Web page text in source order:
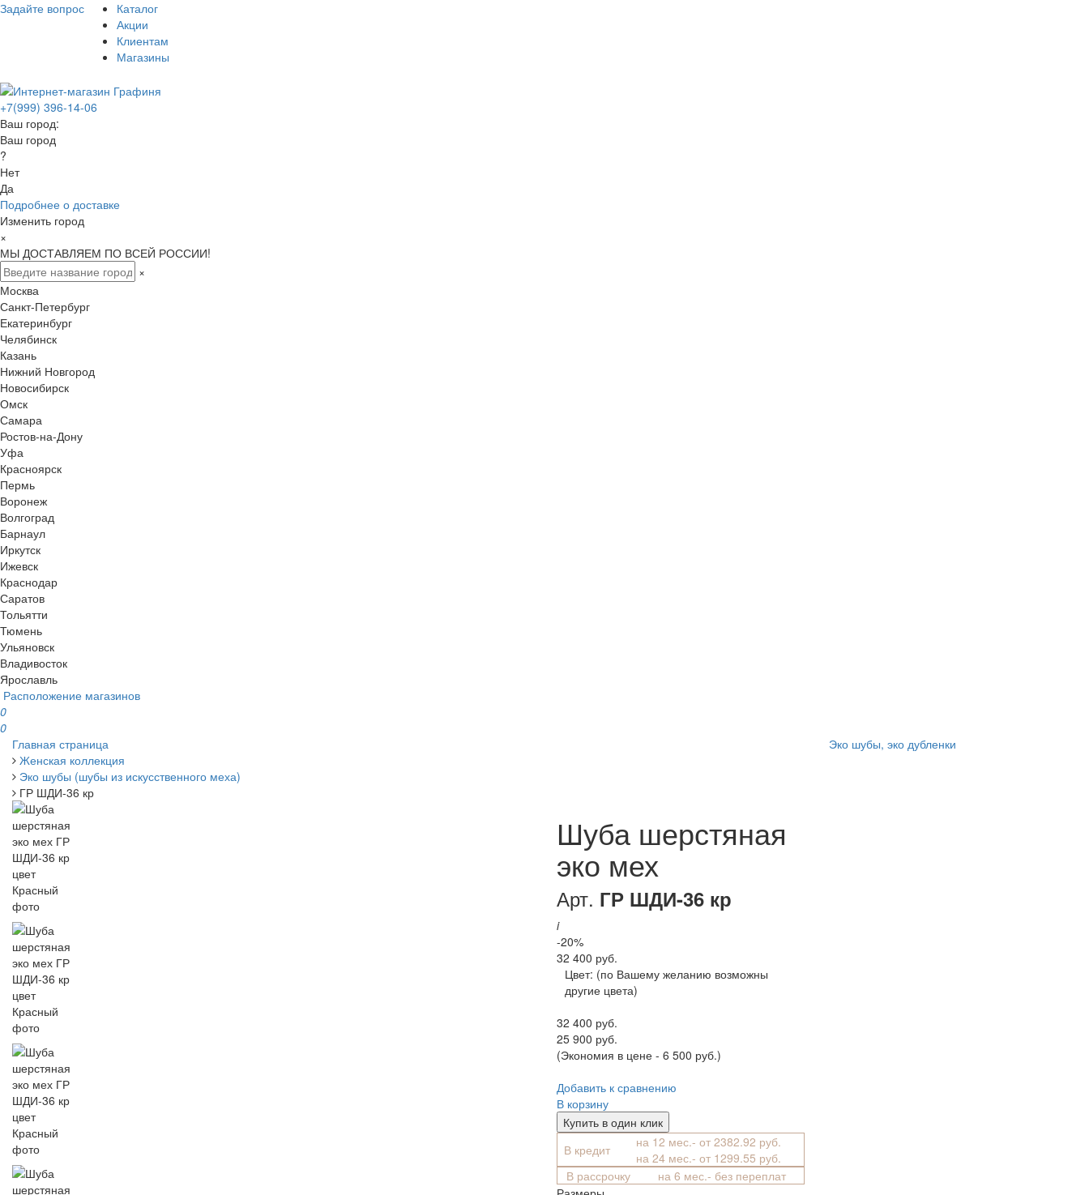
Задайте вопрос
Каталог
Акции
Клиентам
Магазины
+7(999) 396-14-06
Ваш город:
Ваш город
?
Нет
Да
Подробнее о доставке
Изменить город
×
МЫ ДОСТАВЛЯЕМ ПО ВСЕЙ РОССИИ!
×
Москва
Санкт-Петербург
Екатеринбург
Челябинск
Казань
Нижний Новгород
Новосибирск
Омск
Самара
Ростов-на-Дону
Уфа
Красноярск
Пермь
Воронеж
Волгоград
Барнаул
Иркутск
Ижевск
Краснодар
Саратов
Тольятти
Тюмень
Ульяновск
Владивосток
Ярославль
Расположение магазинов
0
0
Главная страница
Женская коллекция
Эко шубы (шубы из искусственного меха)
ГР ШДИ-36 кр
Шуба шерстяная
эко мех
Арт. ГР ШДИ-36 кр
i
-20%
32 400 руб.
Цвет: (по Вашему желанию возможны
другие цвета)
32 400 руб.
25 900 руб.
(Экономия в цене - 6 500 руб.)
Добавить к сравнению
В корзину
Купить в один клик
В кредит
на 12 мес.- от 2382.92 руб.
на 24 мес.- от 1299.55 руб.
В рассрочку
на 6 мес.- без переплат
Эко шубы, эко дубленки